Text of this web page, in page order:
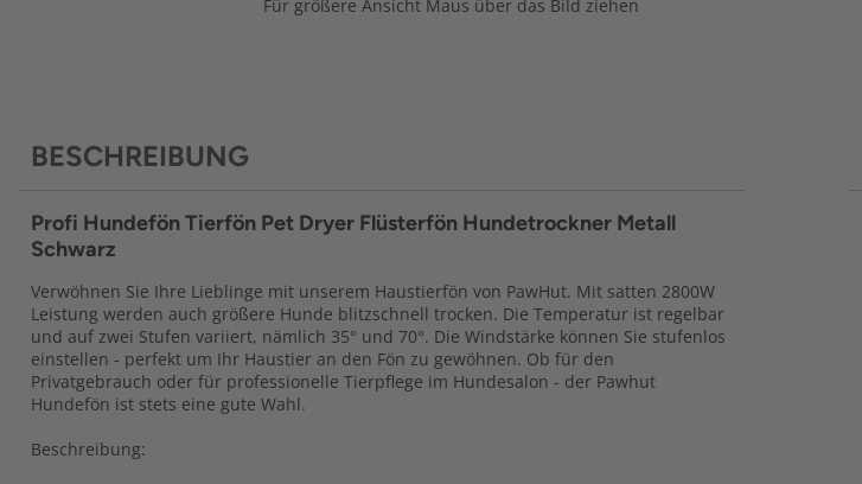
Für größere Ansicht Maus über das Bild ziehen
BESCHREIBUNG
Profi Hundefön Tierfön Pet Dryer Flüsterfön Hundetrockner Metall
Schwarz
Verwöhnen Sie Ihre Lieblinge mit unserem Haustierfön von PawHut. Mit satten 2800W
Leistung werden auch größere Hunde blitzschnell trocken. Die Temperatur ist regelbar
und auf zwei Stufen variiert, nämlich 35° und 70°. Die Windstärke können Sie stufenlos
einstellen - perfekt um Ihr Haustier an den Fön zu gewöhnen. Ob für den
Privatgebrauch oder für professionelle Tierpflege im Hundesalon - der Pawhut
Hundefön ist stets eine gute Wahl.
Beschreibung: